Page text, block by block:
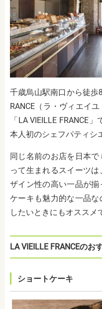
千歳烏山駅南口から徒歩
RANCE（ラ・ヴィエイ
「LA VIEILLE FRANCE
本人初のシェフパティシ
同じ名前のお店を日本
って生まれるスイーツ
ザイン性の高い一品が
ケーキも魅力的な一品
したいときにもオスス
LA VIEILLE FRANCEのお
ショートケーキ